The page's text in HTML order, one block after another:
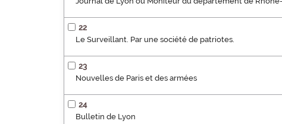
22
Le Surveillant. Par une société de patriotes.
23
Nouvelles de Paris et des armées
24
Bulletin de Lyon